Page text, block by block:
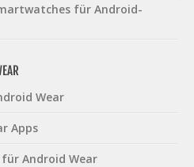
für Android-
Wear
Apps
Android Wear